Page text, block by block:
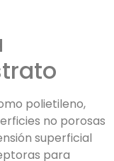
polietileno,
no porosas
superficial
para